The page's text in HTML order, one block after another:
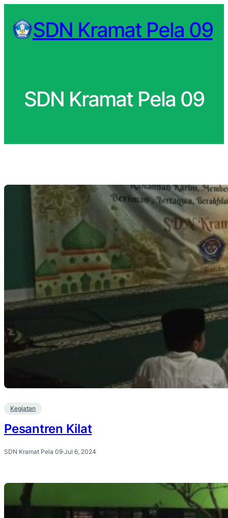
content SDN Kramat Pela 09
SDN Kramat Pela 09
Kegiatan
Pesantren Kilat
SDN Kramat Pela 09·Jul 6, 2024